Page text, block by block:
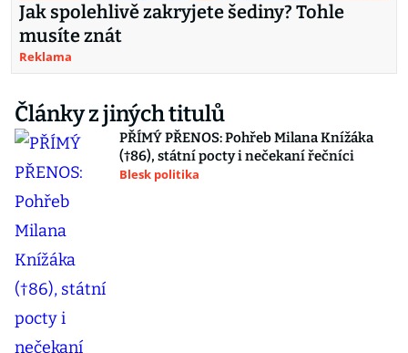
Jak spolehlivě zakryjete šediny? Tohle
musíte znát
Reklama
Články z jiných titulů
PŘÍMÝ PŘENOS: Pohřeb Milana Knížáka
(†86), státní pocty i nečekaní řečníci
Blesk politika